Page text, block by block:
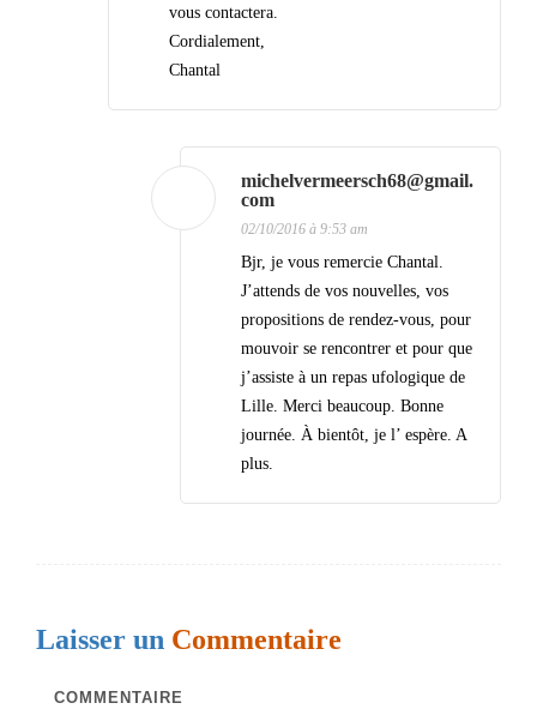
vous contactera.
Cordialement,
Chantal
michelvermeersch68@gmail.
com
02/10/2016 à 9:53 am
Bjr, je vous remercie Chantal.
J’attends de vos nouvelles, vos
propositions de rendez-vous, pour
mouvoir se rencontrer et pour que
j’assiste à un repas ufologique de
Lille. Merci beaucoup. Bonne
journée. À bientôt, je l’ espère. A
plus.
Laisser un Commentaire
COMMENTAIRE